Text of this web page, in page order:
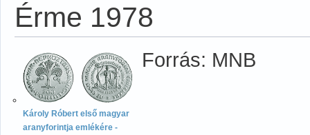
Érme 1978
Károly Róbert első magyar
aranyforintja emlékére -
Forrás: MNB